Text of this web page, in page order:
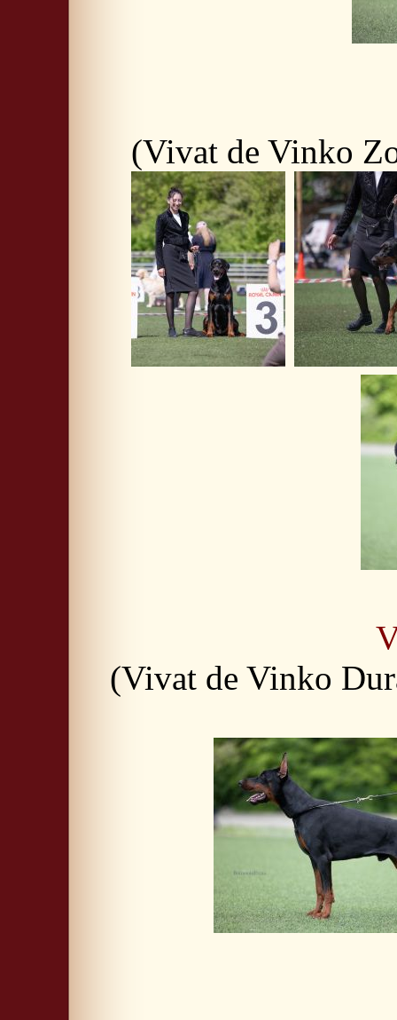
(Vivat de Vinko
(Vivat de Vinko